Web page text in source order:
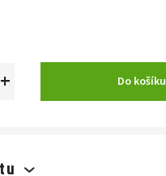
+ Do košíku